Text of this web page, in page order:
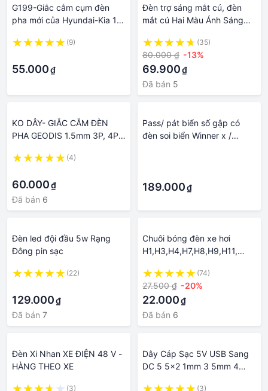
G199-Giắc cắm cụm đèn
pha mới của Hyundai-Kia 10
(9)
55.000₫
Đèn trợ sáng mắt cú, đèn
mắt cú Hai Màu Ánh Sáng
Phụ Trợ Đi Sương Mù
(35)
80.000 ₫ -13%
69.900₫
Đã bán 5
KO DÂY- GIẮC CẮM ĐÈN
PHA GEODIS 1.5mm 3P, 4P,
hình
(4)
60.000₫
Đã bán 6
Pass/ pát biển số gập có
đèn soi biển Winner x /
189.000₫
Đèn led đội đầu 5w Rạng
Đông pin sạc
(22)
129.000₫
Đã bán 7
Chuôi bóng đèn xe hơi
H1,H3,H4,H7,H8,H9,H11,
9006 đầu cái (74)
27.500 ₫ -20%
22.000₫
Đã bán 6
Đèn Xi Nhan XE ĐIỆN 48 V -
HÀNG THEO XE
(3)
Dây Cáp Sạc 5V USB Sang
DC 5 5x2 1mm 3 5mm 4
(3)